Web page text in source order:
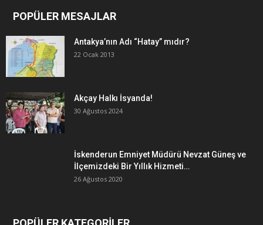
POPÜLER MESAJLAR
Antakya’nın Adı “Hatay” mıdır?
22 Ocak 2013
Akçay Halkı İsyanda!
30 Ağustos 2024
İskenderun Emniyet Müdürü Nevzat Güneş ve
İlçemizdeki Bir Yıllık Hizmeti…
26 Ağustos 2020